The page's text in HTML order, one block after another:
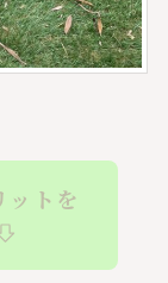
ットを